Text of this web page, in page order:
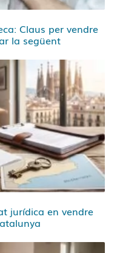
Claus per vendre
la següent
jurídica en vendre